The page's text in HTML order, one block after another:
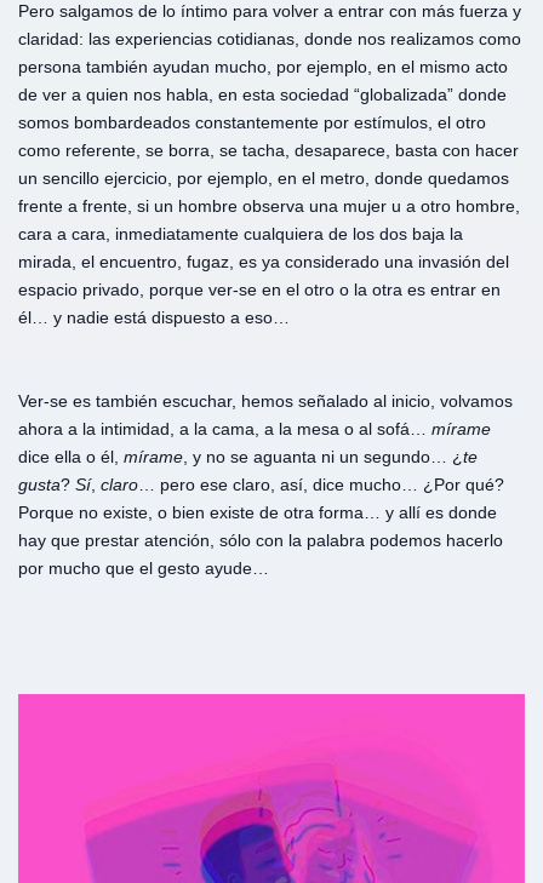
Pero salgamos de lo íntimo para volver a entrar con más fuerza y
claridad: las experiencias cotidianas, donde nos realizamos como
persona también ayudan mucho, por ejemplo, en el mismo acto
de ver a quien nos habla, en esta sociedad “globalizada” donde
somos bombardeados constantemente por estímulos, el otro
como referente, se borra, se tacha, desaparece, basta con hacer
un sencillo ejercicio, por ejemplo, en el metro, donde quedamos
frente a frente, si un hombre observa una mujer u a otro hombre,
cara a cara, inmediatamente cualquiera de los dos baja la
mirada, el encuentro, fugaz, es ya considerado una invasión del
espacio privado, porque ver-se en el otro o la otra es entrar en
él… y nadie está dispuesto a eso…
Ver-se es también escuchar, hemos señalado al inicio, volvamos
ahora a la intimidad, a la cama, a la mesa o al sofá… mírame
dice ella o él, mírame , y no se aguanta ni un segundo… ¿te
gusta? Sí, claro … pero ese claro, así, dice mucho… ¿Por qué?
Porque no existe, o bien existe de otra forma… y allí es donde
hay que prestar atención, sólo con la palabra podemos hacerlo
por mucho que el gesto ayude…